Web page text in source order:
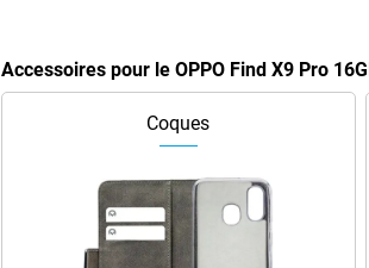
Accessoires pour le OPPO Find X9 Pro
Coques